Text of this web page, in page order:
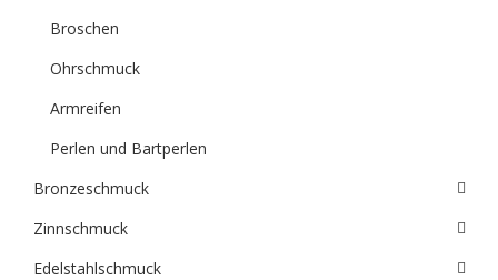
Broschen
Ohrschmuck
Armreifen
Perlen und Bartperlen
Bronzeschmuck
Zinnschmuck
Edelstahlschmuck